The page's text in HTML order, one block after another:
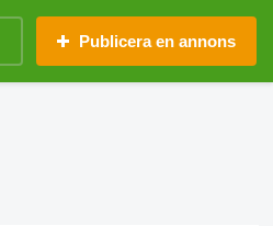
Publicera en annons